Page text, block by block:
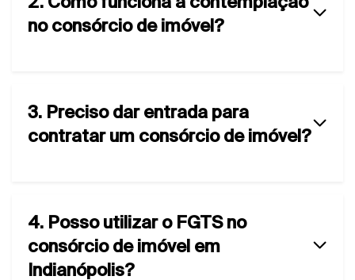
no consórcio de imóvel?
3. Preciso dar entrada para
contratar um consórcio de imóvel?
4. Posso utilizar o FGTS no
consórcio de imóvel em
Indianópolis?